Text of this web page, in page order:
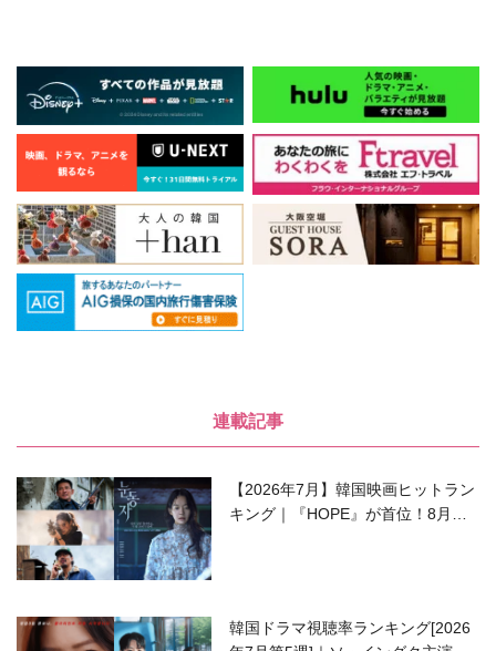
連載記事
【2026年7月】韓国映画ヒットラン
キング｜『HOPE』が首位！8月公
韓国ドラマ視聴率ランキング[2026